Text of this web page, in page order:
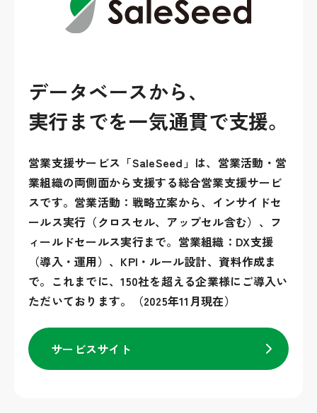
データベースから、
実行までを一気通貫で支援。
営業支援サービス「SaleSeed」は、営業活動・営
業組織の両側面から支援する総合営業支援サービ
スです。営業活動：戦略立案から、インサイドセ
ールス実行（クロスセル、アップセル含む）、フ
ィールドセールス実行まで。営業組織：DX支援
（導入・運用）、KPI・ルール設計、資料作成ま
で。これまでに、150社を超える企業様にご導入い
ただいております。（2025年11月現在）
サービスサイト